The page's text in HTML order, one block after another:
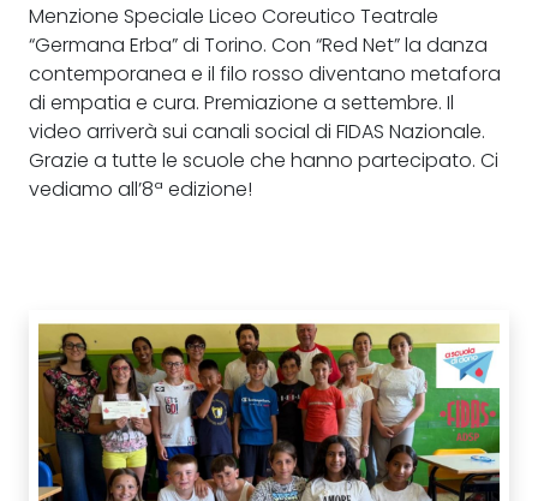
Menzione Speciale Liceo Coreutico Teatrale
“Germana Erba” di Torino. Con “Red Net” la danza
contemporanea e il filo rosso diventano metafora
di empatia e cura. Premiazione a settembre. Il
video arriverà sui canali social di FIDAS Nazionale.
Grazie a tutte le scuole che hanno partecipato. Ci
vediamo all’8ª edizione!